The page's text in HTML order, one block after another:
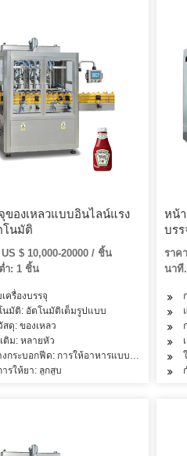
ภัณฑ์ดูแลผิวผลิตภัณฑ์ดูแลเส้นผมผลิตภัณฑ์นม
ของเหลวแบบอินไลน์แรง
โนมัติ
$ 10,000-20000 / ชิ้น
ำ: 1 ชิ้น
ครื่องบรรจุ
นมัติ: อัตโนมัติเต็มรูปแบบ
สดุ: ของเหลว
ติม: หลายหัว
งกระบอกฟีด: การให้อาหารแบบห้องเดียว
รให้ยา: ลูกสูบ
หน้า
บร
เค
ราค
นาที